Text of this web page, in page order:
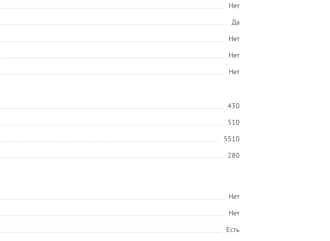
Нет
Да
Нет
Нет
Нет
430
510
5510
280
Нет
Нет
Есть